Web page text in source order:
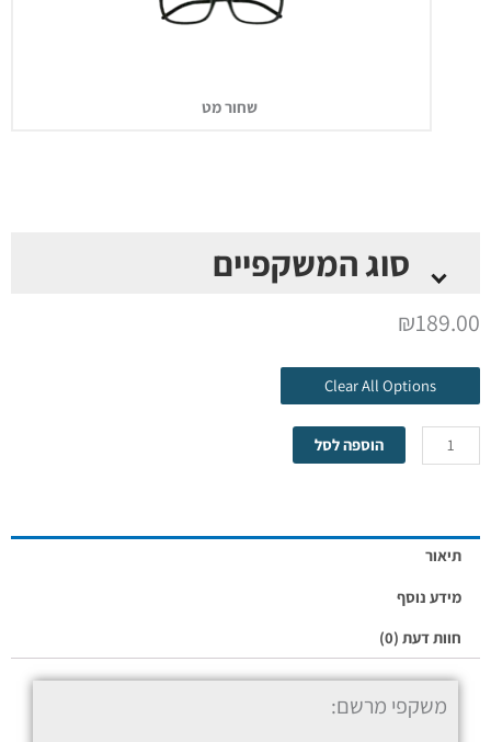
שחור מט
סוג המשקפיים
₪189.00
Clear All Options
הוספה לסל
תיאור
מידע נוסף
חוות דעת (0)
משקפי מרשם: